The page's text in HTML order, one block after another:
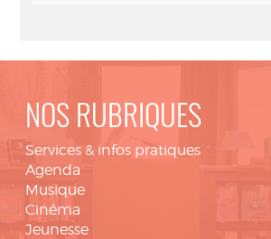
NOS RUBRIQUES
Services & infos pratiques
Agenda
Musique
Cinéma
Jeunesse